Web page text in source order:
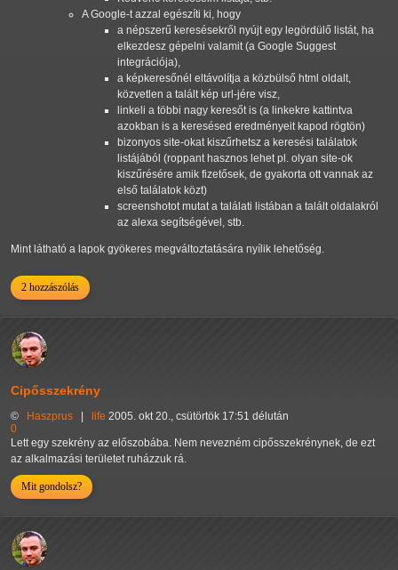
A Google-t azzal egészíti ki, hogy
a népszerű keresésekről nyújt egy legördülő listát, ha
elkezdesz gépelni valamit (a Google Suggest
integrációja),
a képkeresőnél eltávolítja a közbülső html oldalt,
közvetlen a talált kép url-jére visz,
linkeli a többi nagy keresőt is (a linkekre kattintva
azokban is a keresésed eredményeit kapod rögtön)
bizonyos site-okat kiszűrhetsz a keresési találatok
listájából (roppant hasznos lehet pl. olyan site-ok
kiszűrésére amik fizetősek, de gyakorta ott vannak az
első találatok közt)
screenshotot mutat a találati listában a talált oldalakról
az alexa segítségével, stb.
Mint látható a lapok gyökeres megváltoztatására nyílik lehetőség.
2 hozzászólás
Cipősszekrény
© Haszprus life 2005. okt 20., csütörtök 17:51 délután
0
Lett egy szekrény az előszobába. Nem nevezném cipősszekrénynek, de ezt
az alkalmazási területet ruházzuk rá.
Mit gondolsz?